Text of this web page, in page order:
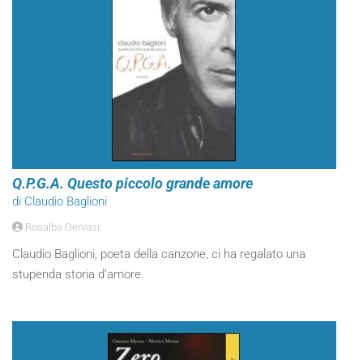
Q.P.G.A. Questo piccolo grande amore
di Claudio Baglioni
Rosalba Gervasi
Claudio Baglioni, poeta della canzone, ci ha regalato una
stupenda storia d’amore.